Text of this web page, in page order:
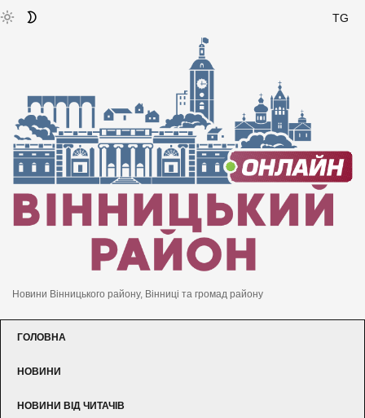
TG
Новини Вінницького району, Вінниці та громад району
ГОЛОВНА
НОВИНИ
НОВИНИ ВІД ЧИТАЧІВ